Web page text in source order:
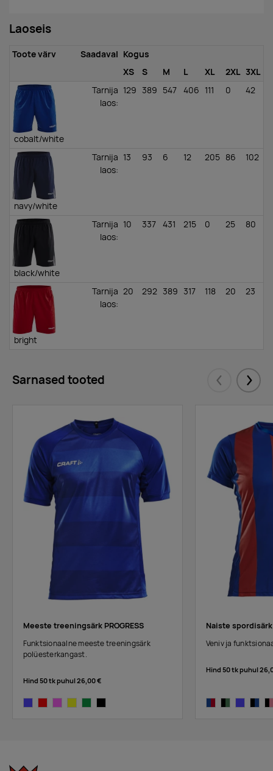
Laoseis
Toote värv Saadaval Kogus
XS
S M L XL 2XL 3XL
cobalt/white
Tarnija
laos:
129 389 547 406 111 0 42
navy/white
Tarnija
laos:
13 93 6 12 205 86 102
black/white
Tarnija
laos:
10 337 431 215 0 25 80
bright
Tarnija
laos:
20 292 389 317 118 20 23
laos
33
Sarnased tooted Eelmised
Meeste treeningsärk PROGRESS
Funktsionaalne meeste treeningsärk
polüesterkangast.
Hind 50 tk puhul26,00 €
Naiste
Veniv ja
Hind 50 tk puhul